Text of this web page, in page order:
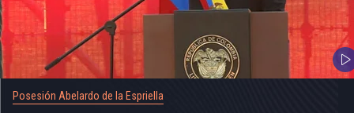
Posesión Abelardo de la Espriella